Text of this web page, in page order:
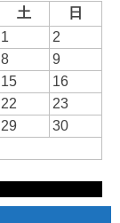
土
日
1
2
8
9
15
16
22
23
29
30